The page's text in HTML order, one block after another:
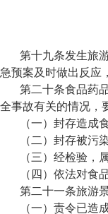
第十九条发生旅
急预案及时做出反应
第二十条食品药
全事故有关的情况，
（一）封存造
（二）封存被
（三）经检验
（四）依法对食
第二十一条旅游
（一）责令已